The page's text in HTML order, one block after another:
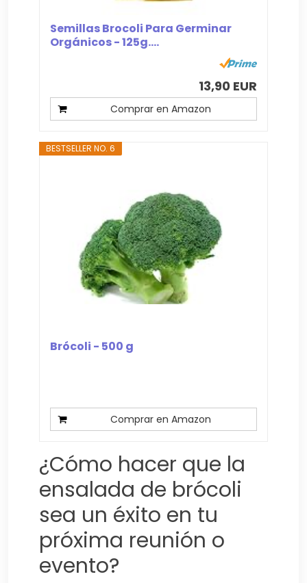
Semillas Brocoli Para Germinar
Orgánicos - 125g....
13,90 EUR
Comprar en Amazon
BESTSELLER NO. 6
Brócoli - 500 g
Comprar en Amazon
¿Cómo hacer que la
ensalada de brócoli
sea un éxito en tu
próxima reunión o
evento?